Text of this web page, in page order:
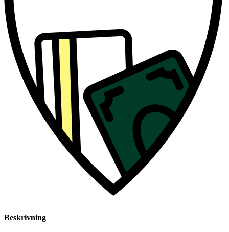
Beskrivning